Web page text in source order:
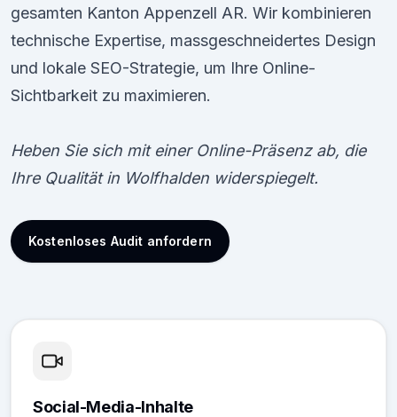
gesamten Kanton Appenzell AR. Wir kombinieren
technische Expertise, massgeschneidertes Design
und lokale SEO-Strategie, um Ihre Online-
Sichtbarkeit zu maximieren.
Heben Sie sich mit einer Online-Präsenz ab, die
Ihre Qualität in Wolfhalden widerspiegelt.
Kostenloses Audit anfordern
Social-Media-Inhalte